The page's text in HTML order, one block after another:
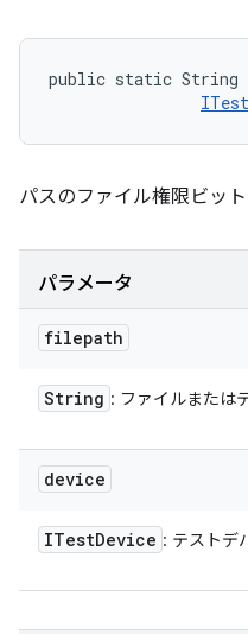
public static String
パスのファイル権限ビット
パラメータ
filepath
String : ファイルまたは
device
ITestDevice : テストデ